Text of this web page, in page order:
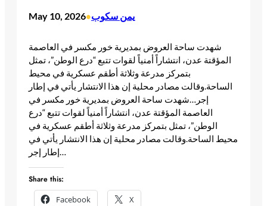
May 10, 2026•يمن سكوب
شهدت ساحة العروض بمديرية خور مكسر في العاصمة
المؤقتة عدن، انتشاراً أمنياً لقوات تتبع “درع الوطن”، تمثل
بتمركز مدرعة وثلاثة أطقم عسكرية في محيط
الساحة.وقالت مصادر محلية إن هذا الانتشار يأتي في إطار
إجر…​شهدت ساحة العروض بمديرية خور مكسر في
العاصمة المؤقتة عدن، انتشاراً أمنياً لقوات تتبع “درع
الوطن”، تمثل بتمركز مدرعة وثلاثة أطقم عسكرية في
محيط الساحة.وقالت مصادر محلية إن هذا الانتشار يأتي في
إطار إجر… ​
Share this:
Facebook
X